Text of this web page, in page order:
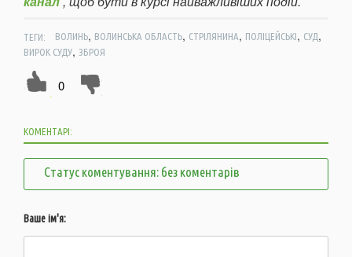
ТЕГИ: ВОЛИНЬ, ВОЛИНСЬКА ОБЛАСТЬ, СТРІЛЯНИНА, ПОЛІЦЕЙСЬКІ, СУД,
ВИРОК СУДУ, ЗБРОЯ
0
КОМЕНТАРІ:
Статус коментування: без коментарів
Ваше ім'я: